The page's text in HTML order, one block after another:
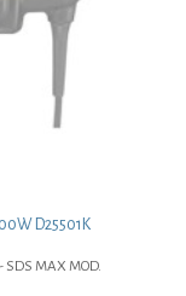
D25501K
MAX MOD.